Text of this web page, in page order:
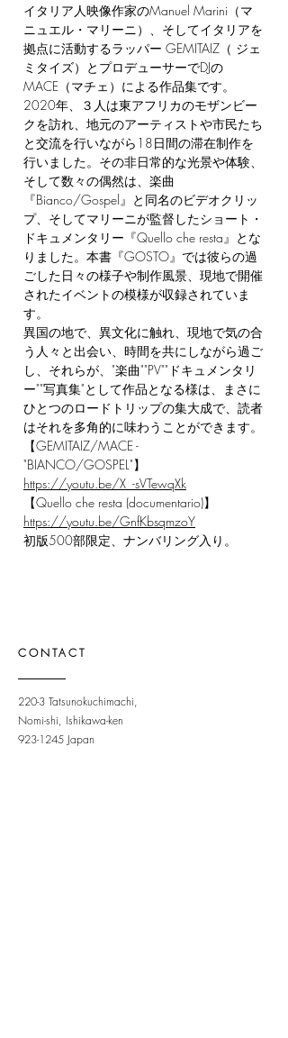
イタリア人映像作家のManuel Marini（マ
ニュエル・マリーニ）、そしてイタリアを
拠点に活動するラッパー GEMITAIZ（ ジェ
ミタイズ）とプロデューサーでDJの
MACE（マチェ）による作品集です。
2020年、３人は東アフリカのモザンビー
クを訪れ、地元のアーティストや市民たち
と交流を行いながら18日間の滞在制作を
行いました。その非日常的な光景や体験、
そして数々の偶然は、楽曲
『Bianco/Gospel』と同名のビデオクリッ
プ、そしてマリーニが監督したショート・
ドキュメンタリー『Quello che resta』とな
りました。本書『GOSTO』では彼らの過
ごした日々の様子や制作風景、現地で開催
されたイベントの模様が収録されていま
す。
異国の地で、異文化に触れ、現地で気の合
う人々と出会い、時間を共にしながら過ご
し、それらが、"楽曲""PV""ドキュメンタリ
ー""写真集"として作品となる様は、まさに
ひとつのロードトリップの集大成で、読者
はそれを多角的に味わうことができます。
【GEMITAIZ/MACE -
"BIANCO/GOSPEL"】
https://youtu.be/X_-sVTewqXk
【Quello che resta (documentario)】
https://youtu.be/GnfKbsqmzoY
初版500部限定、ナンバリング入り。
CONTACT
220-3 Tatsunokuchimachi,
Nomi-shi, Ishikawa-ken
923-1245 Japan